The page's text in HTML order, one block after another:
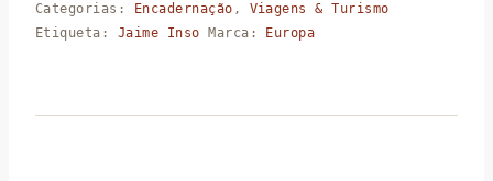
Categorias:
Encadernação , Viagens & Turismo
Etiqueta: Jaime Inso Marca: Europa